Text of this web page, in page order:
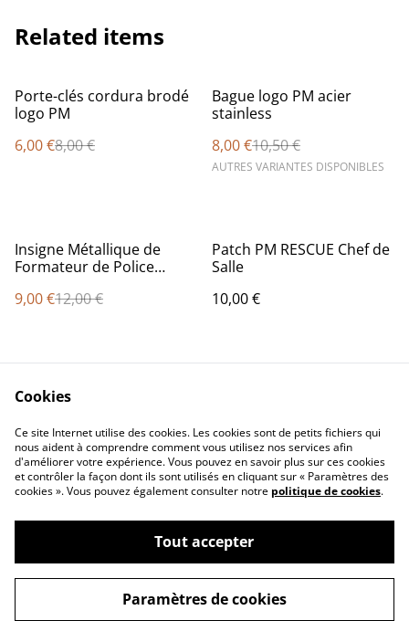
Related items
%
Porte-clés cordura brodé
logo PM
6,00 €8,00 €
%
Bague logo PM acier
stainless
8,00 €10,50 €
AUTRES VARIANTES DISPONIBLES
%
Insigne Métallique de
Formateur de Police
9,00 €12,00 €
Patch PM RESCUE Chef de
Salle
10,00 €
Contact Us
Legal Terms
Privacy Policy
Cookie Policy
©2026Concept Design Store
powered by
Cookies
Ce site Internet utilise des cookies. Les cookies sont de petits fichiers qui
nous aident à comprendre comment vous utilisez nos services afin
d'améliorer votre expérience. Vous pouvez en savoir plus sur ces cookies
et contrôler la façon dont ils sont utilisés en cliquant sur « Paramètres des
cookies ». Vous pouvez également consulter notre politique de cookies.
Tout accepter
Paramètres de cookies